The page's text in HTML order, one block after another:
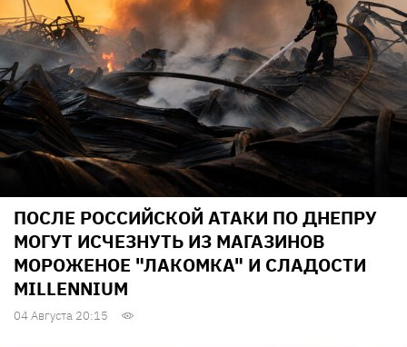
ПОСЛЕ РОССИЙСКОЙ АТАКИ ПО ДНЕПРУ
МОГУТ ИСЧЕЗНУТЬ ИЗ МАГАЗИНОВ
МОРОЖЕНОЕ "ЛАКОМКА" И СЛАДОСТИ
MILLENNIUM
04 Августа 20:15